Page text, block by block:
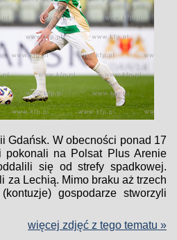
Gdańsk. W obecności ponad 17
pokonali na Polsat Plus Arenie
się od strefy spadkowej.
za Lechią. Mimo braku aż trzech
gospodarze stworzyli
więcej zdjęć z tego tematu »